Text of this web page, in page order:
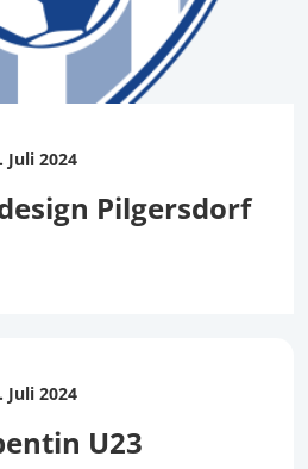
Juli 2024
Pilgersdorf
Juli 2024
U23